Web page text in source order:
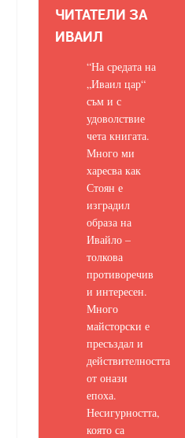
ЧИТАТЕЛИ ЗА
ИВАИЛ
“На средата на
„Иваил цар“
съм и с
удоволствие
чета книгата.
Много ми
харесва как
Стоян е
изградил
образа на
Ивайло –
толкова
противоречив
и интересен.
Много
майсторски е
пресъздал и
действителността
от онази
епоха.
Несигурността,
която са